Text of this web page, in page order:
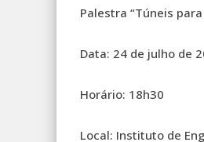
Palestra “Túneis
Data: 24 de julho de
Horário: 18h30
Local: Instituto de